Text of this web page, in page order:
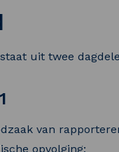
uit twee
van
opvolging;